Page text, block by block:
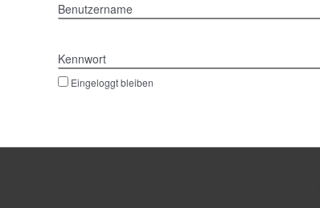
Benutzername
Kennwort
Eingeloggt bleiben